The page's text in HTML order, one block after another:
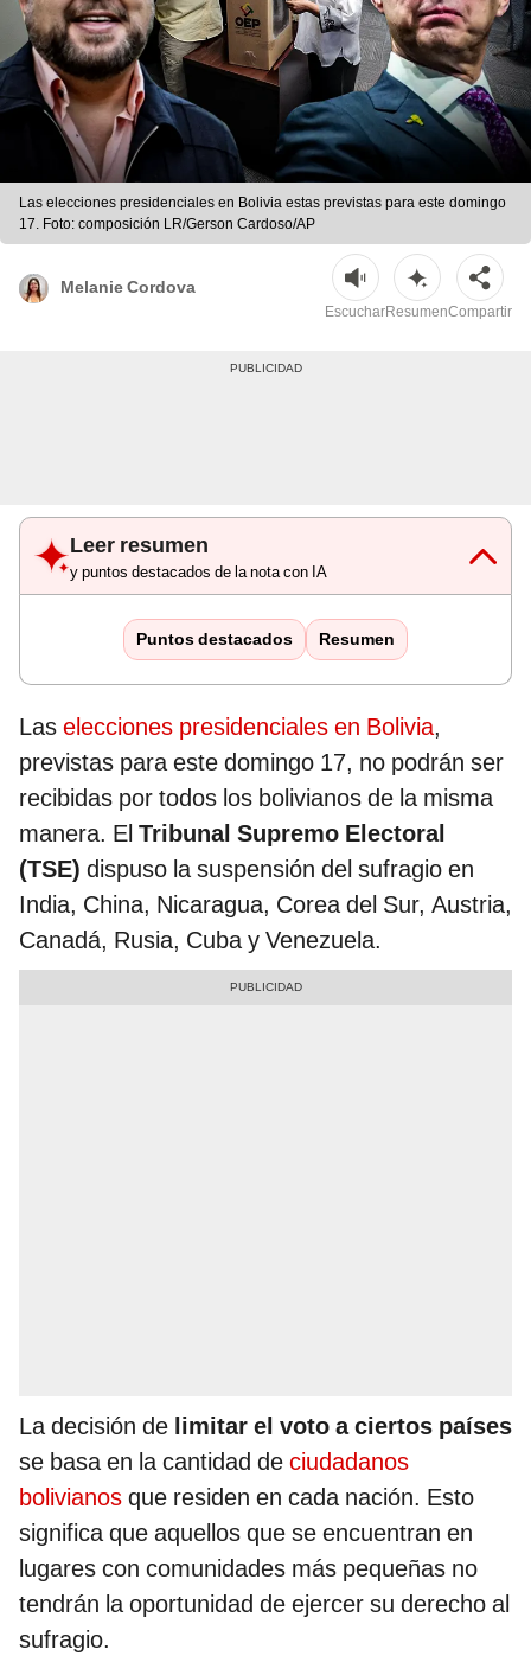
Las elecciones presidenciales en Bolivia estas previstas para este domingo
17. Foto: composición LR/Gerson Cardoso/AP
Melanie Cordova
EscucharResumenCompartir
Leer resumen
y puntos destacados de la nota con IA
Puntos destacados Resumen
Las elecciones presidenciales en Bolivia,
previstas para este domingo 17, no podrán ser
recibidas por todos los bolivianos de la misma
manera. El Tribunal Supremo Electoral
(TSE) dispuso la suspensión del sufragio en
India, China, Nicaragua, Corea del Sur, Austria,
Canadá, Rusia, Cuba y Venezuela.
La decisión de limitar el voto a ciertos países
se basa en la cantidad de ciudadanos
bolivianos que residen en cada nación. Esto
significa que aquellos que se encuentran en
lugares con comunidades más pequeñas no
tendrán la oportunidad de ejercer su derecho al
sufragio.